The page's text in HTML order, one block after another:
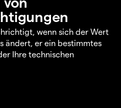
wenn sich der Wert
ändert, er ein bestimmtes
Ihre technischen